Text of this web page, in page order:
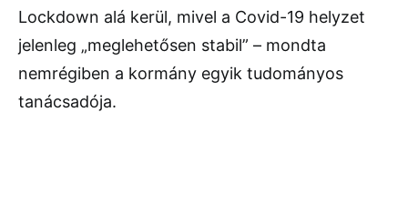
Lockdown alá kerül, mivel a Covid-19 helyzet
jelenleg „meglehetősen stabil” – mondta
nemrégiben a kormány egyik tudományos
tanácsadója.